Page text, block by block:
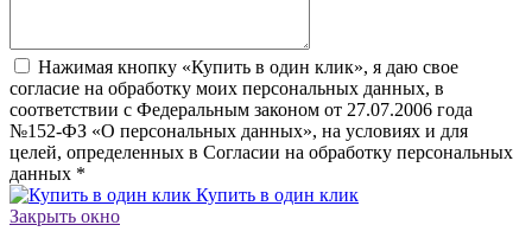
Нажимая кнопку «Купить в один клик», я даю свое
согласие на обработку моих персональных данных, в
соответствии с Федеральным законом от 27.07.2006 года
№152-ФЗ «О персональных данных», на условиях и для
целей, определенных в Согласии на обработку персональных
данных *
Купить в один клик
Закрыть окно